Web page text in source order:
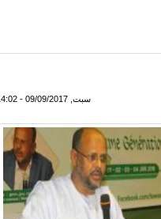
سبت, 09/09/2017 - 14:02